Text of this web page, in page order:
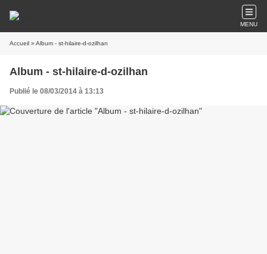
MENU
Accueil » Album - st-hilaire-d-ozilhan
Album - st-hilaire-d-ozilhan
Publié le 08/03/2014 à 13:13